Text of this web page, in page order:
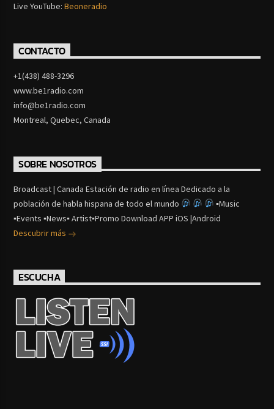
Live YouTube:Beoneradio
CONTACTO
+1(438) 488-3296
www.be1radio.com
info@be1radio.com
Montreal, Quebec, Canada
SOBRE NOSOTROS
Broadcast | Canada Estación de radio en línea Dedicado a la
población de habla hispana de todo el mundo
▪Music
▪Events ▪News▪ Artist▪Promo Download APP iOS |Android
Descubrir más
ESCUCHA